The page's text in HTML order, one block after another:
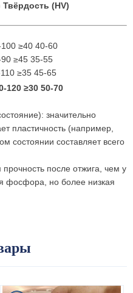
Твёрдость (HV)
≥40 40-60
≥45 35-55
≥35 45-65
120 ≥30 50-70
значительно
пластичность (например,
состоянии составляет всего
после отжига, чем у
фосфора, но более низкая